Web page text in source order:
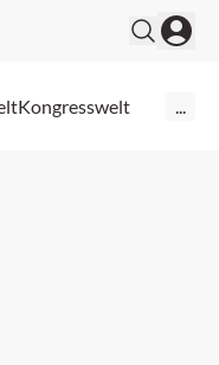
Kongresswelt